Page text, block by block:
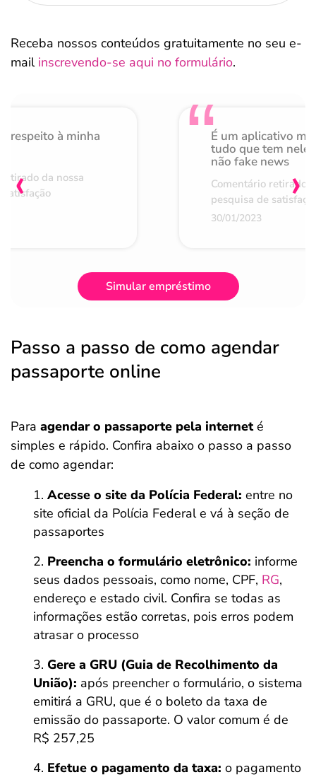
Receba nossos conteúdos gratuitamente no seu e-
mail inscrevendo-se aqui no formulário.
respeito à minha
da nossa
É um aplicativo
tudo que tem nele
não fake news
Comentário retirado
pesquisa de
30/01/2023
‹ ›
Simular empréstimo
Passo a passo de como agendar
passaporte online
Para agendar o passaporte pela interneté
simples e rápido. Confira abaixo o passo a passo
de como agendar:
Acesse o site da Polícia Federal: entre no
site oficial da Polícia Federal e vá à seção de
passaportes
Preencha o formulário eletrônico: informe
seus dados pessoais, como nome, CPF, RG,
endereço e estado civil. Confira se todas as
informações estão corretas, pois erros podem
atrasar o processo
Gere a GRU (Guia de Recolhimento da
União): após preencher o formulário, o sistema
emitirá a GRU, que é o boleto da taxa de
emissão do passaporte. O valor comum é de
R$ 257,25
Efetue o pagamento da taxa: o pagamento